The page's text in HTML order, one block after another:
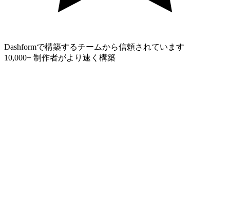
Dashformで構築するチームから信頼されています
10,000+ 制作者がより速く構築